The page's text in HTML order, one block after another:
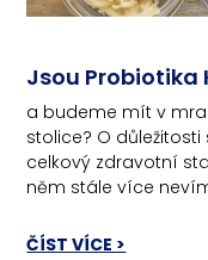
Jsou Probiotika
a budeme mít v
stolice? O
celkový zdravotní
něm stále více
ČÍST VÍCE >